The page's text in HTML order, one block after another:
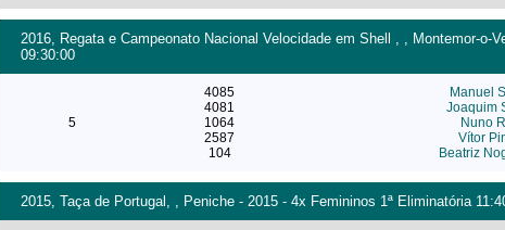
2016, Regata e Campeonato Nacional Velocidade em Shell , , Montemor-o-
09:30:00
5
4085
4081
1064
2587
104
Manuel
Joaquim
Nuno
Vítor
Beatriz
2015, Taça de Portugal, , Peniche - 2015 - 4x Femininos 1ª Eliminatória